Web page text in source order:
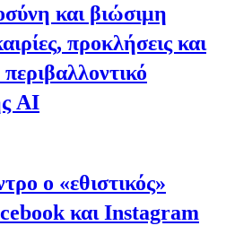
και βιώσιμη
προκλήσεις και
AI
ο «εθιστικός»
και Instagram